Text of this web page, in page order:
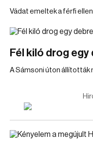
Vádat emeltek a férfi
Fél kiló drog
A Sámsoni úton állították